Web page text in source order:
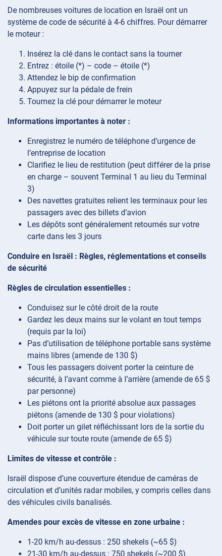
De nombreuses voitures de location en Israël ont un
système de code de sécurité à 4-6 chiffres. Pour démarrer
le moteur :
Insérez la clé dans le contact sans la tourner
Entrez : étoile (*) – code – étoile (*)
Attendez le bip de confirmation
Appuyez sur la pédale de frein
Tournez la clé pour démarrer le moteur
Informations importantes à noter :
Enregistrez le numéro de téléphone d’urgence de
l’entreprise de location
Clarifiez le lieu de restitution (peut différer de la prise
en charge – souvent Terminal 1 au lieu du Terminal
3)
Des navettes gratuites relient les terminaux pour les
passagers avec des billets d’avion
Les dépôts sont généralement retournés sur votre
carte dans les 3 jours
Conduire en Israël : Règles, réglementations et conseils
de sécurité
Règles de circulation essentielles :
Conduisez sur le côté droit de la route
Gardez les deux mains sur le volant en tout temps
(requis par la loi)
Pas d’utilisation de téléphone portable sans système
mains libres (amende de 130 $)
Tous les passagers doivent porter la ceinture de
sécurité, à l’avant comme à l’arrière (amende de 65 $
par personne)
Les piétons ont la priorité absolue aux passages
piétons (amende de 130 $ pour violations)
Doit porter un gilet réfléchissant lors de la sortie du
véhicule sur toute route (amende de 65 $)
Limites de vitesse et contrôle :
Israël dispose d’une couverture étendue de caméras de
circulation et d’unités radar mobiles, y compris celles dans
des véhicules civils banalisés.
Amendes pour excès de vitesse en zone urbaine :
1-20 km/h au-dessus : 250 shekels (~65 $)
21-30 km/h au-dessus : 750 shekels (~200 $)